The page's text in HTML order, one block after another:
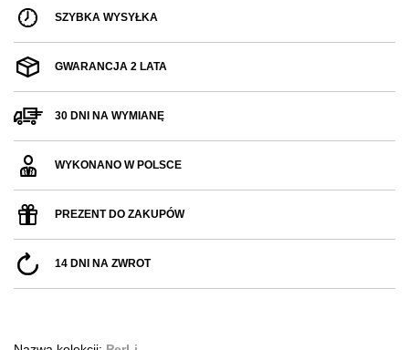
SZYBKA WYSYŁKA
GWARANCJA 2 LATA
30 DNI NA WYMIANĘ
WYKONANO W POLSCE
PREZENT DO ZAKUPÓW
14 DNI NA ZWROT